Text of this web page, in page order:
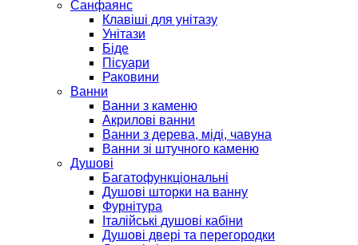
Санфаянс
Клавіші для унітазу
Унітази
Біде
Пісуари
Раковини
Ванни
Ванни з каменю
Акрилові ванни
Ванни з дерева, міді, чавуна
Ванни зі штучного каменю
Душові
Багатофункціональні
Душові шторки на ванну
Фурнітура
Італійські душові кабіни
Душові двері та перегородки